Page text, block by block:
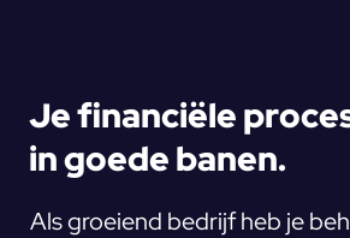
Je financiële
in goede banen.
Als groeiend bedrijf heb je